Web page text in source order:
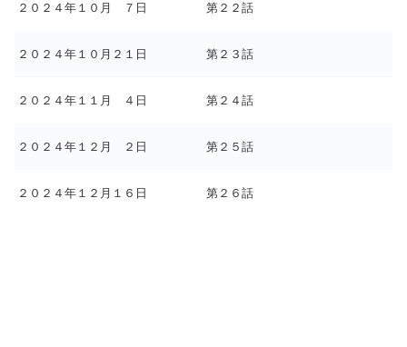
２０２４年１０月 ７日 第２２話
２０２４年１０月２１日 第２３話
２０２４年１１月 ４日 第２４話
２０２４年１２月 ２日 第２５話
２０２４年１２月１６日 第２６話